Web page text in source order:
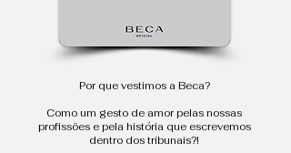
Por que vestimos a Beca?
Como um gesto de amor pelas nossas
profissões e pela história que escrevemos
dentro dos tribunais?!